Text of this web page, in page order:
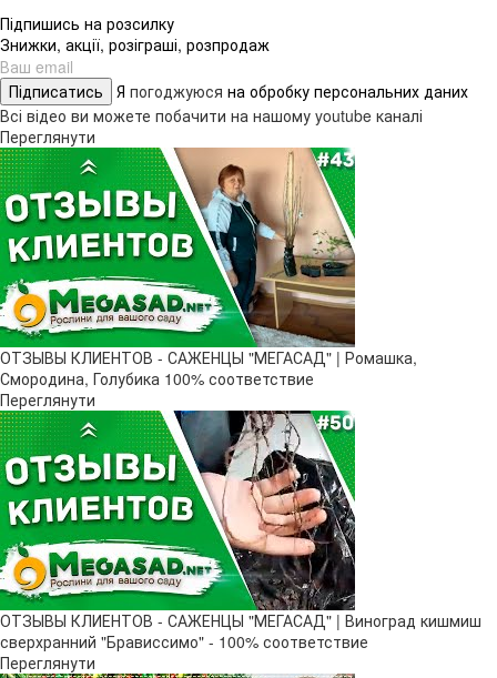
Підпишись на розсилку
Знижки, акції, розіграші, розпродаж
Підписатись Я погоджуюся на обробку персональних даних
Всі відео ви можете побачити на нашому youtube каналі
Переглянути
ОТЗЫВЫ КЛИЕНТОВ - САЖЕНЦЫ "МЕГАСАД" | Ромашка,
Смородина, Голубика 100% соответствие
Переглянути
ОТЗЫВЫ КЛИЕНТОВ - САЖЕНЦЫ "МЕГАСАД" | Виноград кишмиш
сверхранний "Брависсимо" - 100% соответствие
Переглянути